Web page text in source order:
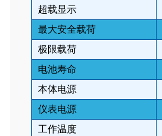
超载显示
最大安全载荷
极限载荷
电池寿命
本体电源
仪表电源
工作温度